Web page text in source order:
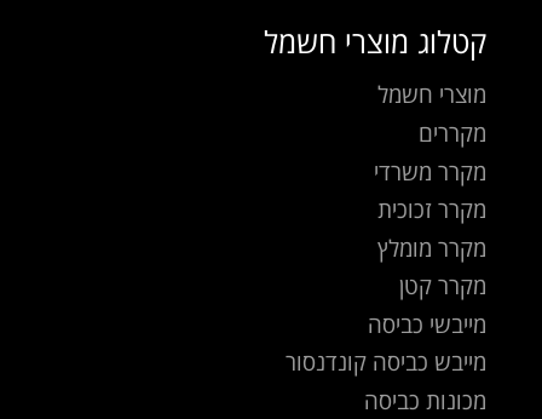
קטלוג מוצרי חשמל
מוצרי חשמל
מקררים
מקרר משרדי
מקרר זכוכית
מקרר מומלץ
מקרר קטן
מייבשי כביסה
מייבש כביסה קונדנסור
מכונות כביסה